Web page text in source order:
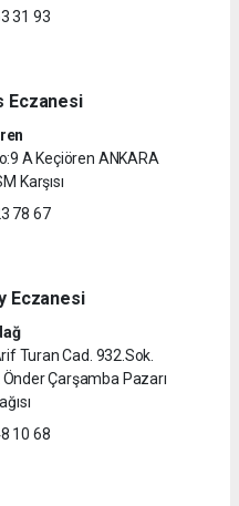
31 93
Eczanesi
A Keçiören ANKARA
Karşısı
78 67
Eczanesi
Turan Cad. 932.Sok.
Çarşamba Pazarı
10 68